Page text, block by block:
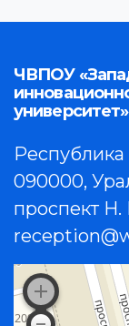
ЧВПОУ
университет»
Республика
090000,
проспект Н.